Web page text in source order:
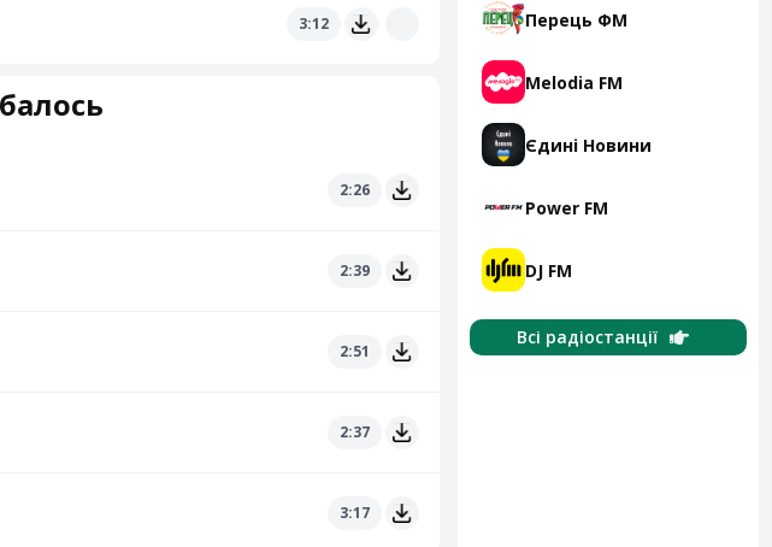
3:12
2:26
2:39
2:51
2:37
3:17
Перець ФМ
Melodia FM
Єдині Новини
Power FM
DJ FM
Всі радіостанції